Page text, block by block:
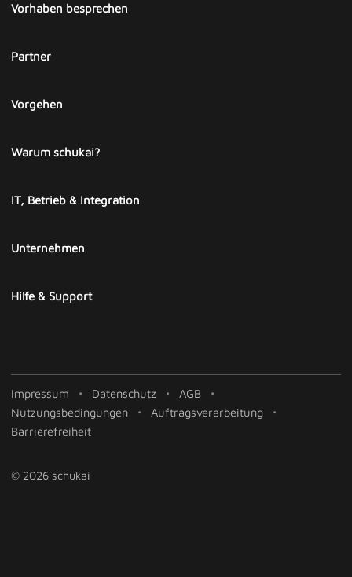
Vorhaben besprechen
Partner
Vorgehen
Warum schukai?
IT, Betrieb & Integration
Unternehmen
Hilfe & Support
Impressum Datenschutz
AGB
Nutzungsbedingungen
Auftragsverarbeitung
Barrierefreiheit
© 2026 schukai